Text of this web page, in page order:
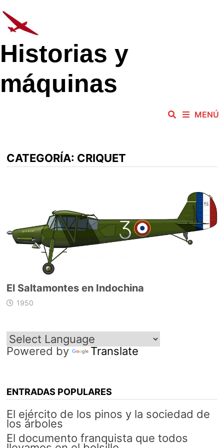
al
contenido
Historias y
máquinas
MENÚ
CATEGORÍA: CRIQUET
El Saltamontes en Indochina
1950
Powered by Translate
ENTRADAS POPULARES
El ejército de los pinos y la sociedad de
los árboles
El documento franquista que todos